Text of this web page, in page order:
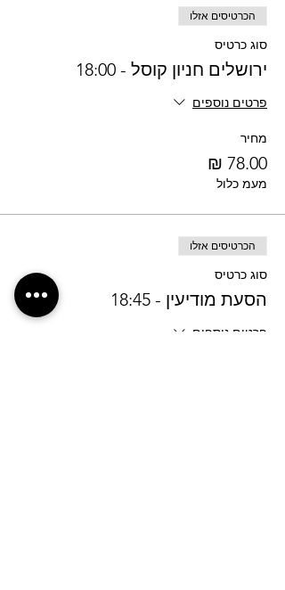
הכרטיסים אזלו
סוג כרטיס
ירושלים חניון קוסל - 18:00
פרטים נוספים
מחיר
מעמ כלול
הכרטיסים אזלו
סוג כרטיס
הסעת מודיעין - 18:45
פרטים נוספים